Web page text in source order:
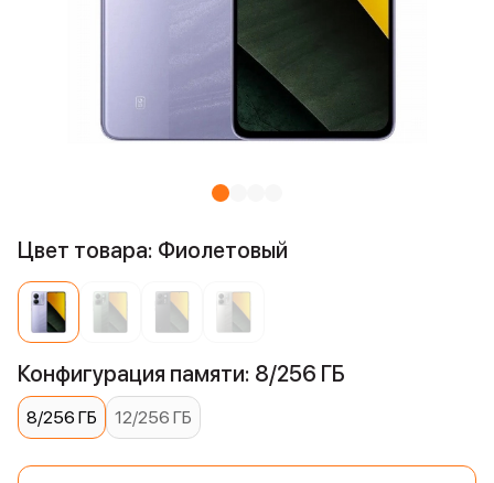
Цвет товара: Фиолетовый
Конфигурация памяти: 8/256 ГБ
8/256 ГБ 12/256 ГБ